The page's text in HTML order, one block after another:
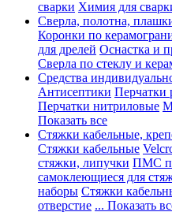
сварки Химия для
Сверла, полотна,
Коронки по
для дрелей Оснастка и
Сверла по стеклу и
Средства
Антисептики Перчатки
Перчатки нитриловые
Показать все
Стяжки кабельные,
Стяжки кабельные
стяжки, липучки ПМС
самоклеющиеся для
наборы Стяжки
отверстие ... Показать